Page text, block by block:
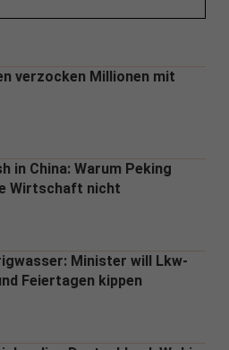
verzocken Millionen mit
in China: Warum Peking
Wirtschaft nicht
Minister will Lkw-
Feiertagen kippen